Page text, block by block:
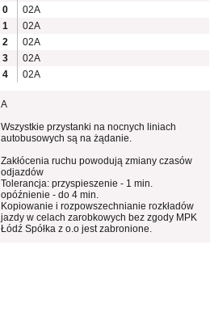
0
02A
1
02A
2
02A
3
02A
4
02A
A
Wszystkie przystanki na nocnych liniach
autobusowych są na żądanie.
Zakłócenia ruchu powodują zmiany czasów
odjazdów
Tolerancja: przyspieszenie - 1 min.
opóźnienie - do 4 min.
Kopiowanie i rozpowszechnianie rozkładów
jazdy w celach zarobkowych bez zgody MPK
Łódź Spółka z o.o jest zabronione.